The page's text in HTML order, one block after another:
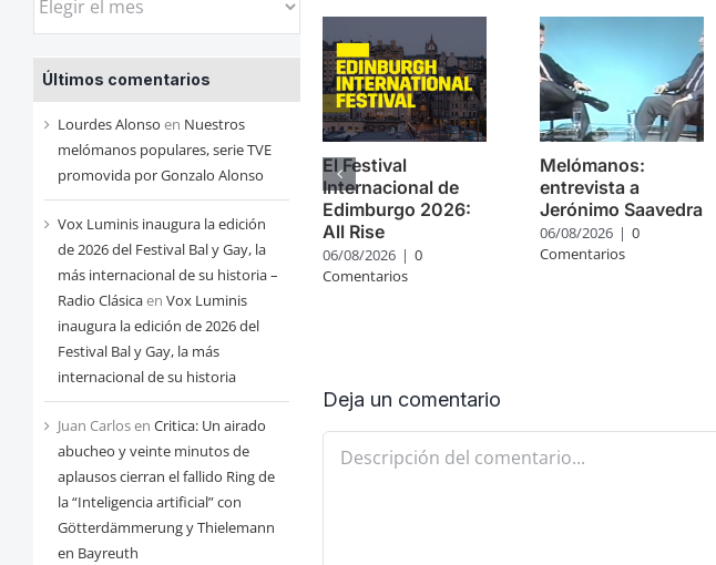
entradas
de
cada
mes
Últimos comentarios
Lourdes Alonso en Nuestros
melómanos populares, serie TVE
promovida por Gonzalo Alonso
Vox Luminis inaugura la edición
de 2026 del Festival Bal y Gay, la
más internacional de su historia –
Radio Clásicaen Vox Luminis
inaugura la edición de 2026 del
Festival Bal y Gay, la más
internacional de su historia
Juan Carlosen Critica: Un airado
abucheo y veinte minutos de
aplausos cierran el fallido Ring de
la “Inteligencia artificial” con
Götterdämmerung y Thielemann
en Bayreuth
El Festival
Internacional de
Edimburgo 2026:
All Rise
06/08/2026 | 0
Comentarios
Melómanos:
entrevista a
Jerónimo Saavedra
06/08/2026 | 0
Comentarios
Deja un comentario
Comentario